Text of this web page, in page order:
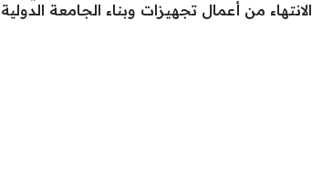
الانتهاء من أعمال تجهيزات وبناء الجامعة